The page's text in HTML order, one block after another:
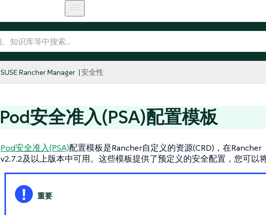
SUSE Rancher Manager 安全性
Pod安全准入(PSA)配置模板
Pod安全准入(PSA)配置模板是Rancher自定义的资源(CRD)，在Rancher
v2.7.2及以上版本中可用。这些模板提供了预定义的安全配置，您可以